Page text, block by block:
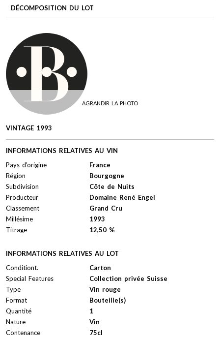
DÉCOMPOSITION DU LOT
AGRANDIR LA PHOTO
VINTAGE 1993
INFORMATIONS RELATIVES AU VIN
Pays d'origine
France
Région
Bourgogne
Subdivision
Côte de Nuits
Producteur
Domaine René Engel
Classement
Grand Cru
Millésime
1993
Titrage
12,50 %
INFORMATIONS RELATIVES AU LOT
Conditiont.
Carton
Special Features
Collection privée Suisse
Type
Vin rouge
Format
Bouteille(s)
Quantité
1
Nature
Vin
Contenance
75cl